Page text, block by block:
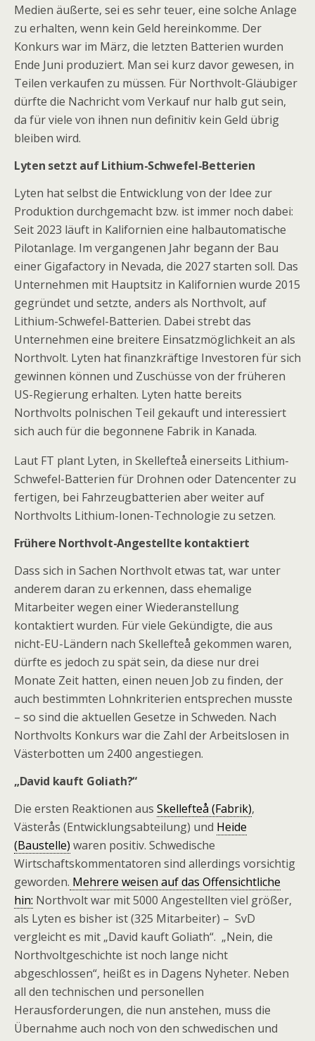
Medien äußerte, sei es sehr teuer, eine solche Anlage
zu erhalten, wenn kein Geld hereinkomme. Der
Konkurs war im März, die letzten Batterien wurden
Ende Juni produziert. Man sei kurz davor gewesen, in
Teilen verkaufen zu müssen. Für Northvolt-Gläubiger
dürfte die Nachricht vom Verkauf nur halb gut sein,
da für viele von ihnen nun definitiv kein Geld übrig
bleiben wird.
Lyten setzt auf Lithium-Schwefel-Betterien
Lyten hat selbst die Entwicklung von der Idee zur
Produktion durchgemacht bzw. ist immer noch dabei:
Seit 2023 läuft in Kalifornien eine halbautomatische
Pilotanlage. Im vergangenen Jahr begann der Bau
einer Gigafactory in Nevada, die 2027 starten soll. Das
Unternehmen mit Hauptsitz in Kalifornien wurde 2015
gegründet und setzte, anders als Northvolt, auf
Lithium-Schwefel-Batterien. Dabei strebt das
Unternehmen eine breitere Einsatzmöglichkeit an als
Northvolt. Lyten hat finanzkräftige Investoren für sich
gewinnen können und Zuschüsse von der früheren
US-Regierung erhalten. Lyten hatte bereits
Northvolts polnischen Teil gekauft und interessiert
sich auch für die begonnene Fabrik in Kanada.
Laut FT plant Lyten, in Skellefteå einerseits Lithium-
Schwefel-Batterien für Drohnen oder Datencenter zu
fertigen, bei Fahrzeugbatterien aber weiter auf
Northvolts Lithium-Ionen-Technologie zu setzen.
Frühere Northvolt-Angestellte kontaktiert
Dass sich in Sachen Northvolt etwas tat, war unter
anderem daran zu erkennen, dass ehemalige
Mitarbeiter wegen einer Wiederanstellung
kontaktiert wurden. Für viele Gekündigte, die aus
nicht-EU-Ländern nach Skellefteå gekommen waren,
dürfte es jedoch zu spät sein, da diese nur drei
Monate Zeit hatten, einen neuen Job zu finden, der
auch bestimmten Lohnkriterien entsprechen musste
– so sind die aktuellen Gesetze in Schweden. Nach
Northvolts Konkurs war die Zahl der Arbeitslosen in
Västerbotten um 2400 angestiegen.
„David kauft Goliath?“
Die ersten Reaktionen aus Skellefteå (Fabrik),
Västerås (Entwicklungsabteilung) und Heide
(Baustelle) waren positiv. Schwedische
Wirtschaftskommentatoren sind allerdings vorsichtig
geworden. Mehrere weisen auf das Offensichtliche
hin: Northvolt war mit 5000 Angestellten viel größer,
als Lyten es bisher ist (325 Mitarbeiter) – SvD
vergleicht es mit „David kauft Goliath“. „Nein, die
Northvoltgeschichte ist noch lange nicht
abgeschlossen“, heißt es in Dagens Nyheter. Neben
all den technischen und personellen
Herausforderungen, die nun anstehen, muss die
Übernahme auch noch von den schwedischen und